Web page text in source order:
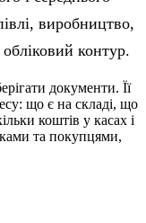
виробництво,
контур.
документи. Її
що є на складі, що
коштів у касах і
та покупцями,